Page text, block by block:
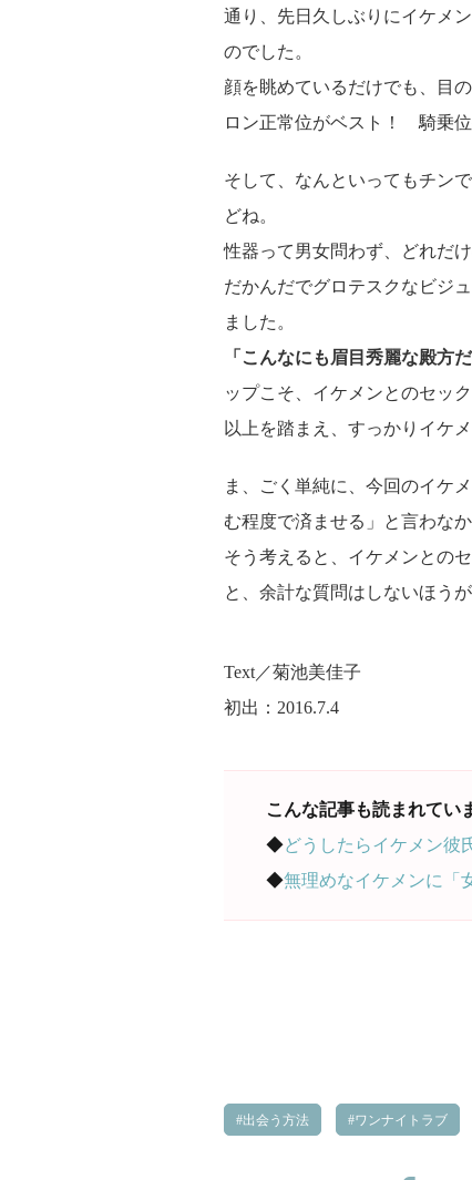
通り、先日久しぶりにイケメ
のでした。
顔を眺めているだけでも、目
ロン正常位がベスト！ 騎乗位
そして、なんといってもチン
どね。
性器って男女問わず、どれだ
だかんだでグロテスクなビジ
ました。
「こんなにも眉目秀麗な殿方
ップこそ、イケメンとのセッ
以上を踏まえ、すっかりイケ
ま、ごく単純に、今回のイケ
む程度で済ませる」と言わな
そう考えると、イケメンとの
と、余計な質問はしないほう
Text／菊池美佳子
初出：2016.7.4
こんな記事も読まれてい
◆どうしたらイケメン彼
◆無理めなイケメンに「
出会う方法 ワンナイトラブ